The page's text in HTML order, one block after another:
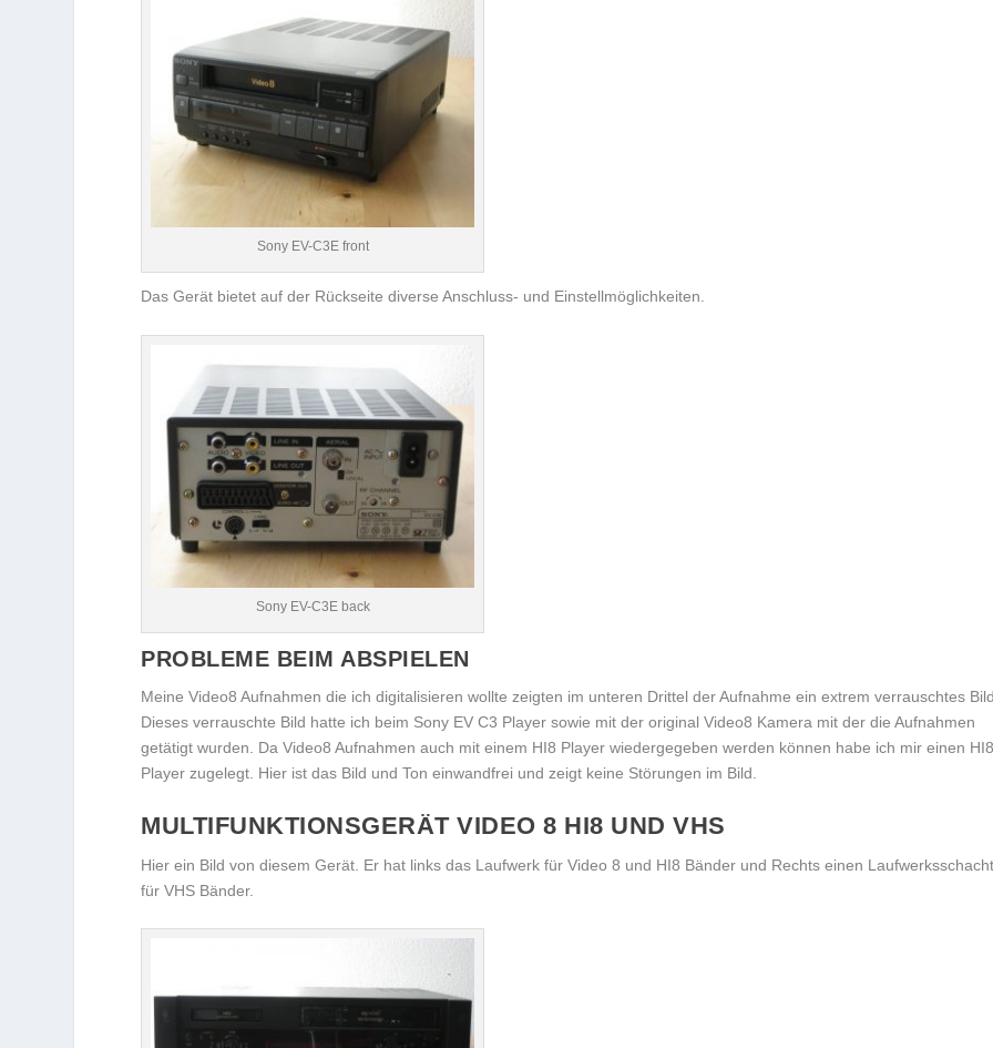
Sony EV-C3E front
Das Gerät bietet auf der Rückseite diverse Anschluss- und Einstellmöglichkeiten.
Sony EV-C3E back
PROBLEME BEIM ABSPIELEN
Meine Video8 Aufnahmen die ich digitalisieren wollte zeigten im unteren Drittel der Aufnahme ein extrem verrauschtes Bild.
Dieses verrauschte Bild hatte ich beim Sony EV C3 Player sowie mit der original Video8 Kamera mit der die Aufnahmen
getätigt wurden. Da Video8 Aufnahmen auch mit einem HI8 Player wiedergegeben werden können habe ich mir einen HI8
Player zugelegt. Hier ist das Bild und Ton einwandfrei und zeigt keine Störungen im Bild.
MULTIFUNKTIONSGERÄT VIDEO 8 HI8 UND VHS
Hier ein Bild von diesem Gerät. Er hat links das Laufwerk für Video 8 und HI8 Bänder und Rechts einen Laufwerksschacht
für VHS Bänder.